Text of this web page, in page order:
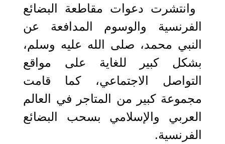
وانتشرت دعوات مقاطعة البضائع
الفرنسية والوسوم المدافعة عن
النبي محمد، صلى الله عليه وسلم،
بشكل كبير للغاية على مواقع
التواصل الاجتماعي، كما قامت
مجموعة كبير من المتاجر في العالم
العربي والإسلامي بسحب البضائع
الفرنسية.